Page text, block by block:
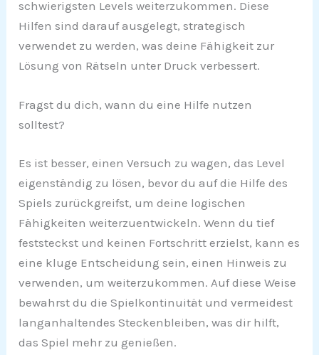
schwierigsten Levels weiterzukommen. Diese
Hilfen sind darauf ausgelegt, strategisch
verwendet zu werden, was deine Fähigkeit zur
Lösung von Rätseln unter Druck verbessert.
Fragst du dich, wann du eine Hilfe nutzen
solltest?
Es ist besser, einen Versuch zu wagen, das Level
eigenständig zu lösen, bevor du auf die Hilfe des
Spiels zurückgreifst, um deine logischen
Fähigkeiten weiterzuentwickeln. Wenn du tief
feststeckst und keinen Fortschritt erzielst, kann es
eine kluge Entscheidung sein, einen Hinweis zu
verwenden, um weiterzukommen. Auf diese Weise
bewahrst du die Spielkontinuität und vermeidest
langanhaltendes Steckenbleiben, was dir hilft,
das Spiel mehr zu genießen.